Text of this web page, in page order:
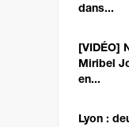
dans...
[VIDÉO]
Miribel
en...
Lyon :